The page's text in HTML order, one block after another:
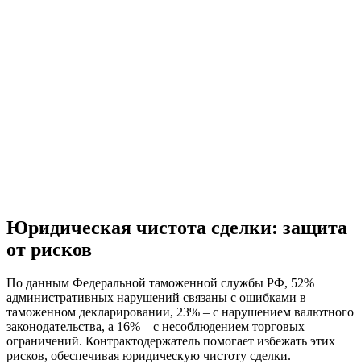
Юридическая чистота сделки: защита
от рисков
По данным Федеральной таможенной службы РФ, 52%
административных нарушений связаны с ошибками в
таможенном декларировании, 23% – с нарушением валютного
законодательства, а 16% – с несоблюдением торговых
ограничений. Контрактодержатель помогает избежать этих
рисков, обеспечивая юридическую чистоту сделки.